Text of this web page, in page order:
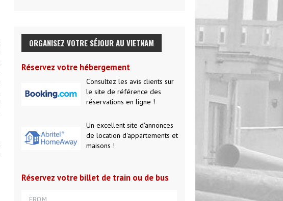
ORGANISEZ VOTRE SÉJOUR AU VIETNAM
Réservez votre hébergement
Consultez les avis clients sur
le site de référence des
réservations en ligne !
Un excellent site d'annonces
de location d'appartements et
maisons !
Réservez votre billet de train ou de bus